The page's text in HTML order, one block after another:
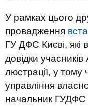
У рамках цього
провадження
ГУ ДФС Києві, які
довідки
люстрації, у тому
управління
начальник ГУДФС